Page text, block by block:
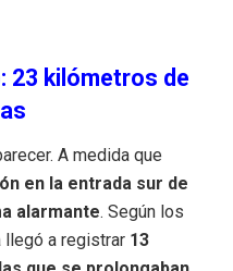
23 kilómetros de
A medida que
en la entrada sur de
alarmante. Según los
a registrar 13